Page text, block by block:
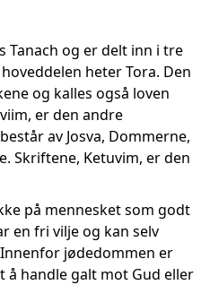
Tanach og er delt inn i tre
heter Tora. Den
og kalles også loven
er den andre
av Josva, Dommerne,
Skriftene, Ketuvim, er den
på mennesket som godt
en fri vilje og kan selv
jødedommen er
å handle galt mot Gud eller